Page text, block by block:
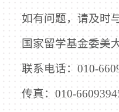
如有问题，请及时
国家留学基金委美
联系电话：010-
传真：010-